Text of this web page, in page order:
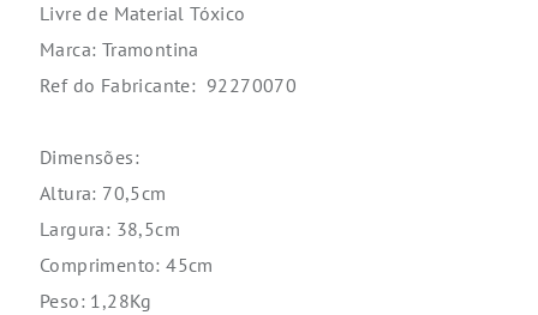
Livre de Material Tóxico
Marca: Tramontina
Ref do Fabricante: 92270070
Dimensões:
Altura: 70,5cm
Largura: 38,5cm
Comprimento: 45cm
Peso: 1,28Kg